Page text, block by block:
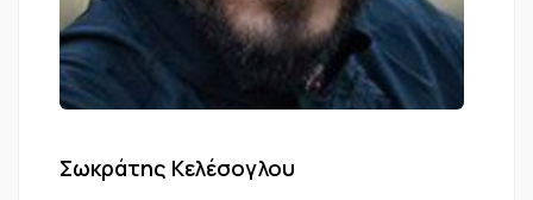
Σωκράτης Κελέσογλου